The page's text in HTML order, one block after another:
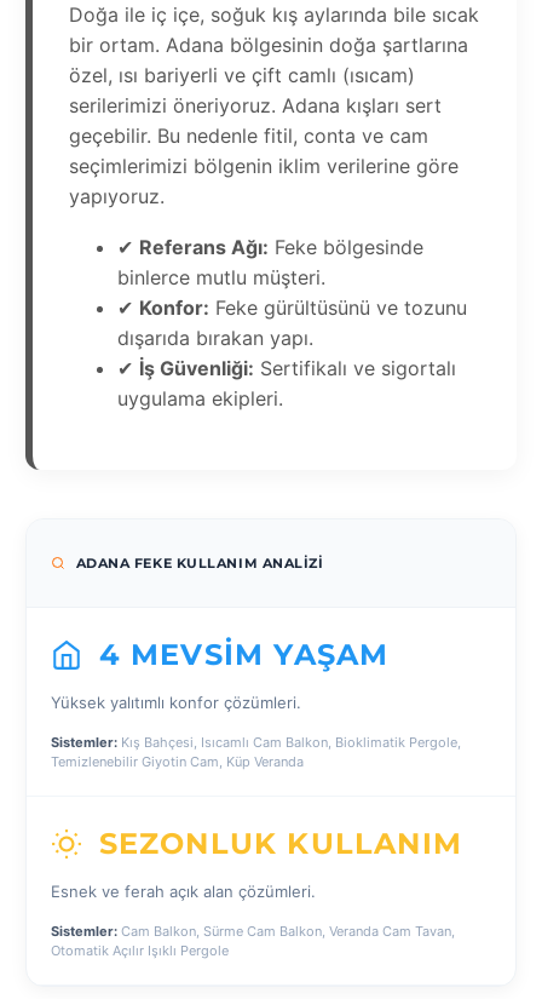
Doğa ile iç içe, soğuk kış aylarında bile sıcak
bir ortam. Adana bölgesinin doğa şartlarına
özel, ısı bariyerli ve çift camlı (ısıcam)
serilerimizi öneriyoruz. Adana kışları sert
geçebilir. Bu nedenle fitil, conta ve cam
seçimlerimizi bölgenin iklim verilerine göre
yapıyoruz.
✔ Referans Ağı: Feke bölgesinde
binlerce mutlu müşteri.
✔ Konfor: Feke gürültüsünü ve tozunu
dışarıda bırakan yapı.
✔ İş Güvenliği: Sertifikalı ve sigortalı
uygulama ekipleri.
ADANA FEKE KULLANIM ANALIZI
4 MEVSIM YAŞAM
Yüksek yalıtımlı konfor çözümleri.
Sistemler: Kış Bahçesi, Isıcamlı Cam Balkon, Bioklimatik Pergole,
Temizlenebilir Giyotin Cam, Küp Veranda
SEZONLUK KULLANIM
Esnek ve ferah açık alan çözümleri.
Sistemler: Cam Balkon, Sürme Cam Balkon, Veranda Cam Tavan,
Otomatik Açılır Işıklı Pergole